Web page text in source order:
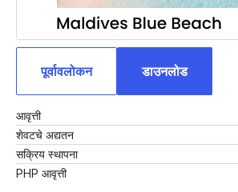
पूर्वावलोकन डाउनलोड
आवृत्ती
शेवटचे अद्यतन
सक्रिय स्थापना
PHP आवृत्ती